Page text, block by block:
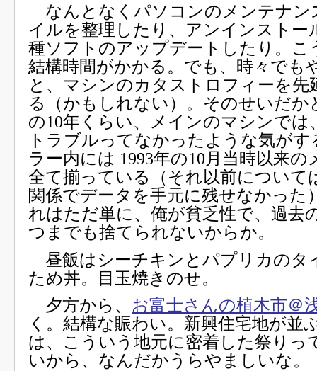
なんとなくパソコンのメンテナン
イルを整理したり、アンインストー
種ソフトのアップデートしたり。こ
結構時間がかかる。でも、時々でも
と、マシンのカタストロフィーを先
る（かもしれない）。そのせいだか
の10年くらい、メインのマシンでは
トラブルってなかったような気がす
ラー内には 1993年の10月当時以来
全て揃っている（それ以前について
関係でデータを手元に残せなかった
れはただ単に、俺が貧乏性で、過去
つまでも捨てられないからか。
昼飯はシーチキンとパプリカのタ
ため丼。目玉焼きのせ。
夕方から、 お富士さんの植木市＠
く。結構な賑わい。新興住宅地が並
は、こういう地元に密着した祭りっ
いから、なんだかうらやましいな。